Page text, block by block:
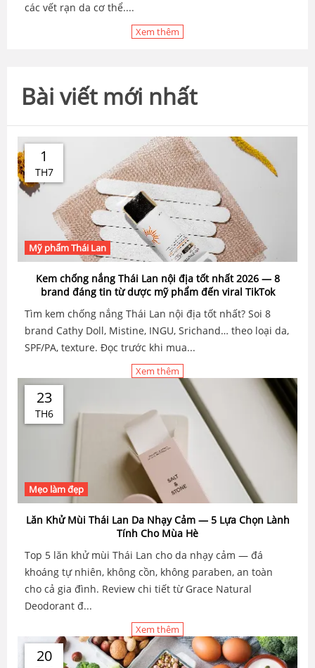
các vết rạn da cơ thể....
Xem thêm
Bài viết mới nhất
1
TH7
Mỹ phẩm Thái Lan
Kem chống nắng Thái Lan nội địa tốt nhất 2026 — 8
brand đáng tin từ dược mỹ phẩm đến viral TikTok
Tìm kem chống nắng Thái Lan nội địa tốt nhất? Soi 8
brand Cathy Doll, Mistine, INGU, Srichand… theo loại da,
SPF/PA, texture. Đọc trước khi mua...
Xem thêm
23
TH6
Mẹo làm đẹp
Lăn Khử Mùi Thái Lan Da Nhạy Cảm — 5 Lựa Chọn Lành
Tính Cho Mùa Hè
Top 5 lăn khử mùi Thái Lan cho da nhạy cảm — đá
khoáng tự nhiên, không cồn, không paraben, an toàn
cho cả gia đình. Review chi tiết từ Grace Natural
Deodorant đ...
Xem thêm
20